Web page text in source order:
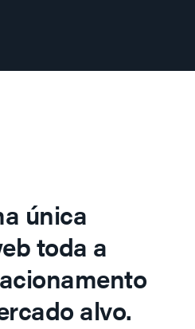
única
toda a
alvo.